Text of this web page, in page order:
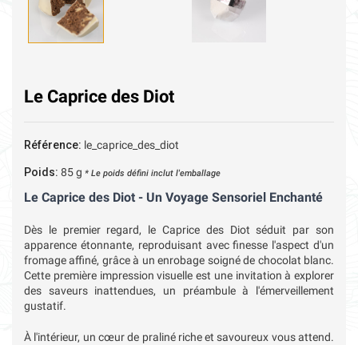
Le Caprice des Diot
Référence: le_caprice_des_diot
Poids: 85g * Le poids défini inclut l'emballage
Le Caprice des Diot - Un Voyage Sensoriel Enchanté
Dès le premier regard, le Caprice des Diot séduit par son
apparence étonnante, reproduisant avec finesse l'aspect d'un
fromage affiné, grâce à un enrobage soigné de chocolat blanc.
Cette première impression visuelle est une invitation à explorer
des saveurs inattendues, un préambule à l'émerveillement
gustatif.
À l'intérieur, un cœur de praliné riche et savoureux vous attend.